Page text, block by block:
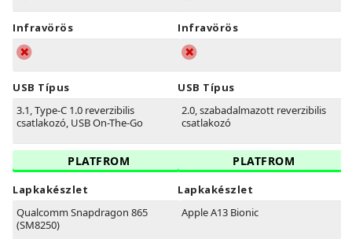
Infravörös
USB Típus
3.1, Type-C 1.0 reverzibilis
csatlakozó, USB On-The-Go
PLATFROM
Lapkakészlet
Qualcomm Snapdragon 865
(SM8250)
Infravörös
USB Típus
2.0, szabadalmazott reverzibilis
csatlakozó
PLATFROM
Lapkakészlet
Apple A13 Bionic